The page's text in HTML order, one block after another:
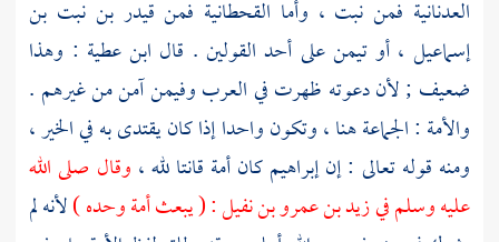
العدنانية فمن نبت ، وأما القحطانية فمن قيدر بن نبت بن
إسماعيل ، أو تيمن على أحد القولين . قال ابن عطية : وهذا
ضعيف ; لأن دعوته ظهرت في العرب وفيمن آمن من غيرهم .
والأمة : الجماعة هنا ، وتكون واحدا إذا كان يقتدى به في الخير ،
ومنه قوله تعالى : إن إبراهيم كان أمة قانتا لله ، وقال صلى الله
عليه وسلم فيزيد بن عمرو بن نفيل: ( يبعث أمة وحده )لأنه لم